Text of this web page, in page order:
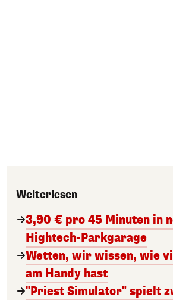
Weiterlesen
3,90 € pro 45 Minuten in
Hightech-Parkgarage
Wetten, wir wissen, wie
am Handy hast
"Priest Simulator" spielt